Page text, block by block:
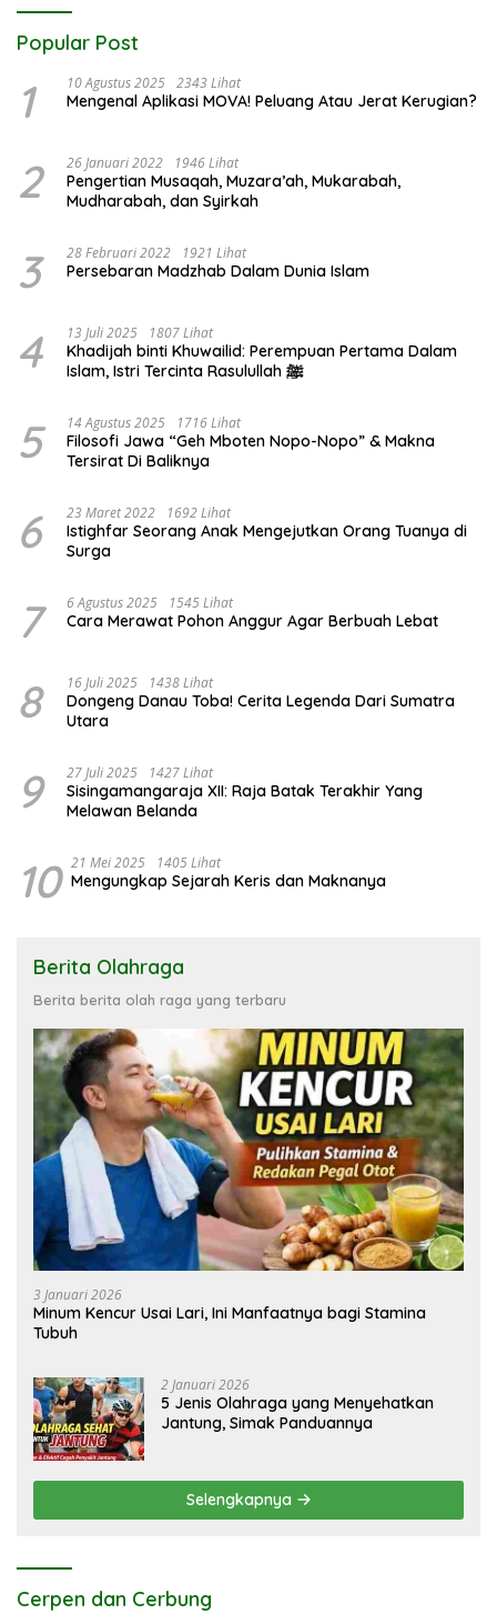
Popular Post
1 10 Agustus 2025 2343 Lihat
Mengenal Aplikasi MOVA! Peluang Atau Jerat Kerugian?
2 26 Januari 2022 1946 Lihat
Pengertian Musaqah, Muzara’ah, Mukarabah,
Mudharabah, dan Syirkah
3 28 Februari 2022 1921 Lihat
Persebaran Madzhab Dalam Dunia Islam
4 13 Juli 2025 1807 Lihat
Khadijah binti Khuwailid: Perempuan Pertama Dalam
Islam, Istri Tercinta Rasulullah ﷺ
5 14 Agustus 2025 1716 Lihat
Filosofi Jawa “Geh Mboten Nopo-Nopo” & Makna
Tersirat Di Baliknya
6 23 Maret 2022 1692 Lihat
Istighfar Seorang Anak Mengejutkan Orang Tuanya di
Surga
7 6 Agustus 2025 1545 Lihat
Cara Merawat Pohon Anggur Agar Berbuah Lebat
8 16 Juli 2025 1438 Lihat
Dongeng Danau Toba! Cerita Legenda Dari Sumatra
Utara
9 27 Juli 2025 1427 Lihat
Sisingamangaraja XII: Raja Batak Terakhir Yang
Melawan Belanda
10 21 Mei 2025 1405 Lihat
Mengungkap Sejarah Keris dan Maknanya
Berita Olahraga
Berita berita olah raga yang terbaru
3 Januari 2026
Minum Kencur Usai Lari, Ini Manfaatnya bagi Stamina
Tubuh
2 Januari 2026
5 Jenis Olahraga yang Menyehatkan
Jantung, Simak Panduannya
Selengkapnya
Cerpen dan Cerbung